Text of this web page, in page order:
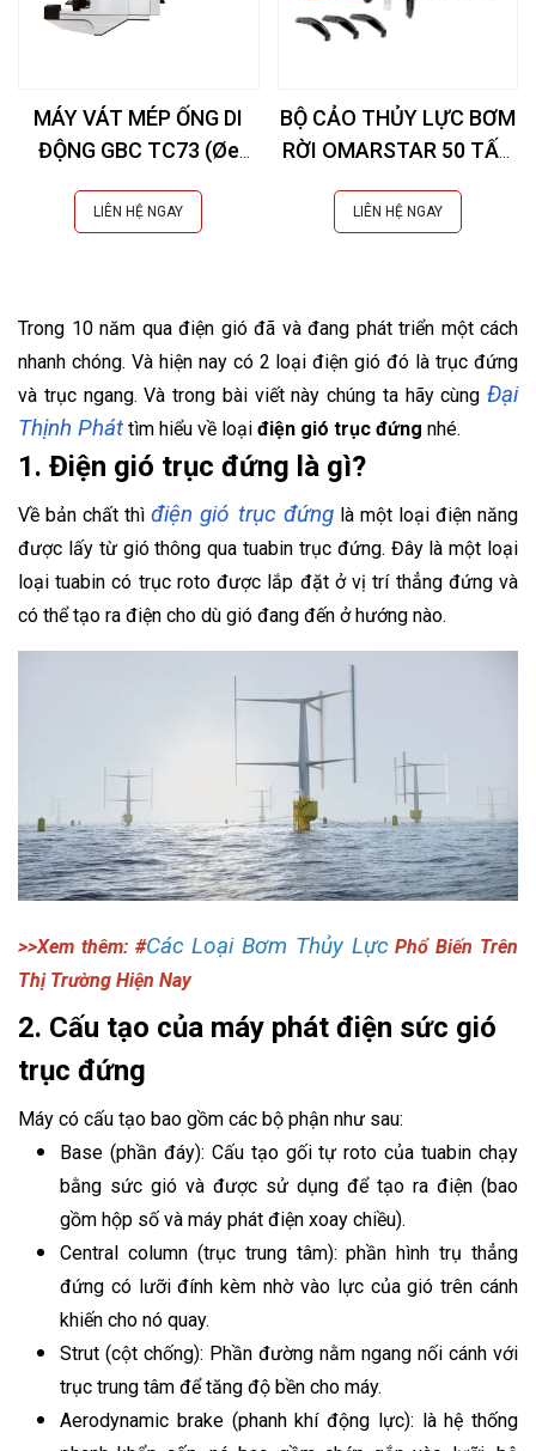
MÁY VÁT MÉP ỐNG DI
ĐỘNG GBC TC73 (Øe
LIÊN HỆ NGAY
BỘ CẢO THỦY LỰC BƠM
RỜI OMARSTAR 50 TẤN
LIÊN HỆ NGAY
Trong 10 năm qua điện gió đã và đang phát triển một cách
nhanh chóng. Và hiện nay có 2 loại điện gió đó là trục đứng
và trục ngang. Và trong bài viết này chúng ta hãy cùng Đại
Thịnh Phát tìm hiểu về loại điện gió trục đứng nhé.
1. Điện gió trục đứng là gì?
Về bản chất thìđiện gió trục đứng là một loại điện năng
được lấy từ gió thông qua tuabin trục đứng. Đây là một loại
loại tuabin có trục roto được lắp đặt ở vị trí thẳng đứng và
có thể tạo ra điện cho dù gió đang đến ở hướng nào.
>>Xem thêm: #Các Loại Bơm Thủy Lực Phổ Biến Trên
Thị Trường Hiện Nay
2. Cấu tạo của máy phát điện sức gió
trục đứng
Máy có cấu tạo bao gồm các bộ phận như sau:
Base (phần đáy): Cấu tạo gối tự roto của tuabin chạy
bằng sức gió và được sử dụng để tạo ra điện (bao
gồm hộp số và máy phát điện xoay chiều).
Central column (trục trung tâm): phần hình trụ thẳng
đứng có lưỡi đính kèm nhờ vào lực của gió trên cánh
khiến cho nó quay.
Strut (cột chống): Phần đường nằm ngang nối cánh với
trục trung tâm để tăng độ bền cho máy.
Aerodynamic brake (phanh khí động lực): là hệ thống